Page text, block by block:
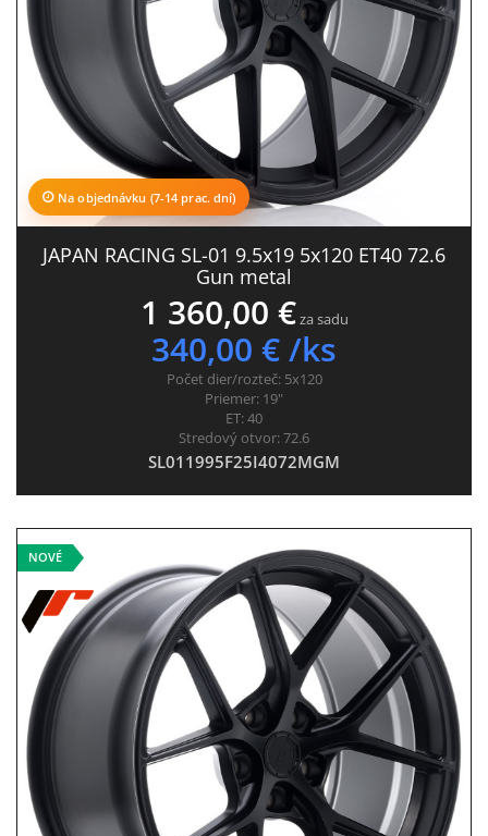
Na objednávku (7-14 prac. dní)
JAPAN RACING SL-01 9.5x19 5x120 ET40 72.6
Gun metal
1 360,00 €za sadu
340,00 € /ks
Počet dier/rozteč: 5x120
Priemer: 19"
ET:40
Stredový otvor:72.6
SL011995F25I4072MGM
NOVÉ